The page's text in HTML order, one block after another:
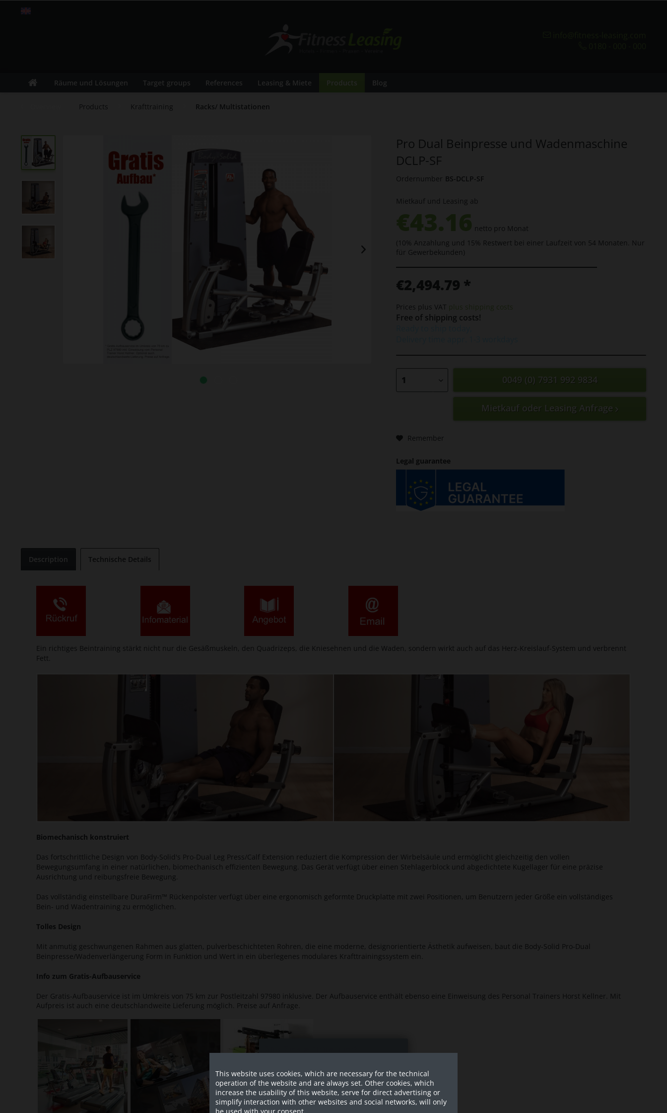
Räume und Lösungen Target groups References Leasing & Miete Products Blog
Products Krafttraining Racks/ Multistationen
Pro Dual Beinpresse und Wadenmaschine
DCLP-SF
Ordernumber BS-DCLP-SF
Mietkauf und Leasing ab
€43.16 netto pro Monat
(10% Anzahlung und 15% Restwert bei einer Laufzeit von 54 Monaten. Nur
für Gewerbekunden)
€2,494.79 *
Prices plus VAT plus shipping costs
Free of shipping costs!
0049 (0) 7931 992 9834
Mietkauf oder Leasing Anfrage
Remember
Legal guarantee
Description Technische Details
Ein richtiges Beintraining stärkt nicht nur die Gesäßmuskeln, den Quadrizeps, die Kniesehnen und die Waden, sondern wirkt auch auf das Herz-Kreislauf-System und verbrennt
Fett.
Biomechanisch konstruiert
Das fortschrittliche Design von Body-Solid's Pro-Dual Leg Press/Calf Extension reduziert die Kompression der Wirbelsäule und ermöglicht gleichzeitig den vollen
Bewegungsumfang in einer natürlichen, biomechanisch effizienten Bewegung. Das Gerät verfügt über einen Stehlagerblock und abgedichtete Kugellager für eine präzise
Ausrichtung und reibungsfreie Bewegung.
Das vollständig einstellbare DuraFirm™ Rückenpolster verfügt über eine ergonomisch geformte Druckplatte mit zwei Positionen, um Benutzern jeder Größe ein vollständiges
Bein- und Wadentraining zu ermöglichen.
Tolles Design
Mit anmutig geschwungenen Rahmen aus glatten, pulverbeschichteten Rohren, die eine moderne, designorientierte Ästhetik aufweisen, baut die Body-Solid Pro-Dual
Beinpresse/Wadenverlängerung Form in Funktion und Wert in ein überlegenes modulares Krafttrainingssystem ein.
Info zum Gratis-Aufbauservice
Der Gratis-Aufbauservice ist im Umkreis von 75 km zur Postleitzahl 97980 inklusive. Der Aufbauservice enthält ebenso eine Einweisung des Personal Trainers Horst Kellner. Mit
Aufpreis ist auch eine deutschlandweite Lieferung möglich. Preise auf Anfrage.
This website uses cookies, which are necessary for the technical
operation of the website and are always set. Other cookies, which
increase the usability of this website, serve for direct advertising or
simplify interaction with other websites and social networks, will only
be used with your consent.
Dies ist ein Händler Shop, Preise
werden in NETTO ausgespielt!
Ja ich bin eine Firma